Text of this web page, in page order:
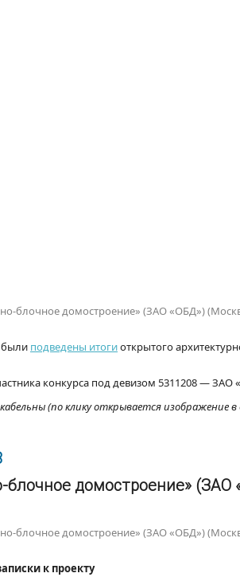
блочное домостроение» (ЗАО «ОБД»)
были подведены итогиоткрытого
конкурса под девизом 5311208 —
(по клику открывается изображение
домостроение» (ЗАО
блочное домостроение» (ЗАО «ОБД»)
к проекту